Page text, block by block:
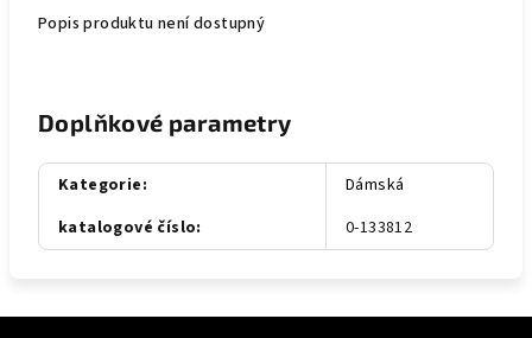
Popis produktu není dostupný
Doplňkové parametry
Kategorie:
Dámská
katalogové číslo: 0-133812